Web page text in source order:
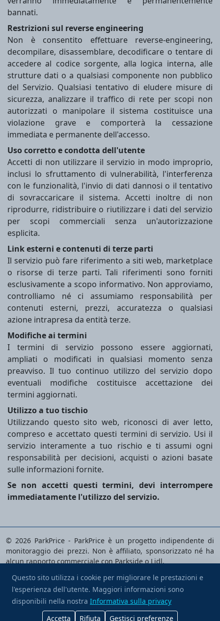
bannati.
Restrizioni sul reverse engineering
Non è consentito effettuare reverse-engineering,
decompilare, disassemblare, decodificare o tentare di
accedere al codice sorgente, alla logica interna, alle
strutture dati o a qualsiasi componente non pubblico
del Servizio. Qualsiasi tentativo di eludere misure di
sicurezza, analizzare il traffico di rete per scopi non
autorizzati o manipolare il sistema costituisce una
violazione grave e comporterà la cessazione
immediata e permanente dell'accesso.
Uso corretto e condotta dell'utente
Accetti di non utilizzare il servizio in modo improprio,
inclusi lo sfruttamento di vulnerabilità, l'interferenza
con le funzionalità, l'invio di dati dannosi o il tentativo
di sovraccaricare il sistema. Accetti inoltre di non
riprodurre, ridistribuire o riutilizzare i dati del servizio
per scopi commerciali senza un'autorizzazione
esplicita.
Link esterni e contenuti di terze parti
Il servizio può fare riferimento a siti web, marketplace
o risorse di terze parti. Tali riferimenti sono forniti
esclusivamente a scopo informativo. Non approviamo,
controlliamo né ci assumiamo responsabilità per
contenuti esterni, prezzi, accuratezza o qualsiasi
azione intrapresa da entità terze.
Modifiche ai termini
I termini di servizio possono essere aggiornati,
ampliati o modificati in qualsiasi momento senza
preavviso. Il tuo continuo utilizzo del servizio dopo
eventuali modifiche costituisce accettazione dei
termini aggiornati.
Utilizzo a tuo tischio
Utilizzando questo sito web, riconosci di aver letto,
compreso e accettato questi termini di servizio. Usi il
servizio interamente a tuo rischio e ti assumi ogni
responsabilità per decisioni, acquisti o azioni basate
sulle informazioni fornite.
Se non accetti questi termini, devi interrompere
immediatamente l'utilizzo del servizio.
© 2026 ParkPrice - ParkPrice è un progetto indipendente di
monitoraggio dei prezzi. Non è affiliato, sponsorizzato né ha
alcun rapporto commerciale con Parkside o Lidl.
dei rispettivi proprietari e vengono utilizzati esclusivamente
per identificare i prodotti analizzati.
Informativa sulla privacy |Termini di servizio|
Contattaci
Sostienimi
Questo sito utilizza i cookie per migliorare le prestazioni e
l'esperienza dell'utente. Maggiori informazioni sono
disponibili nella nostra Informativa sulla privacy
Accetta
Rifiuta Gestisci preferenze